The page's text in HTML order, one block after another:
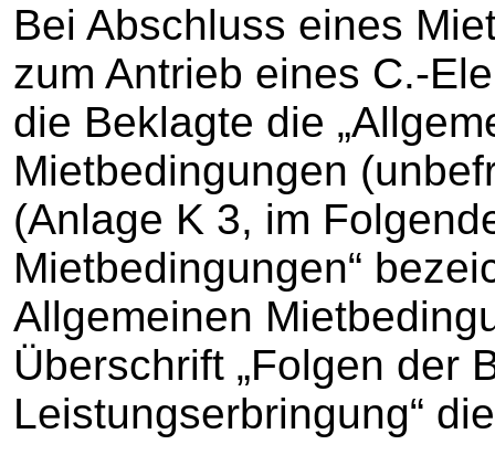
Bei Abschluss eines
zum Antrieb eines C.-
die Beklagte die
Mietbedingungen
(Anlage K 3, im
Mietbedingungen“
Allgemeinen
Überschrift „Folgen der
Leistungserbringung“